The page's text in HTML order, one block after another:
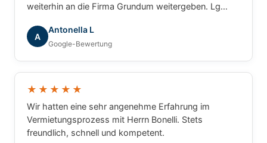
weiterhin an die Firma Grundum weitergeben. Lg
A
Antonella L
Google-Bewertung
★★★★★
Wir hatten eine sehr angenehme Erfahrung im
Vermietungsprozess mit Herrn Bonelli. Stets
freundlich, schnell und kompetent.